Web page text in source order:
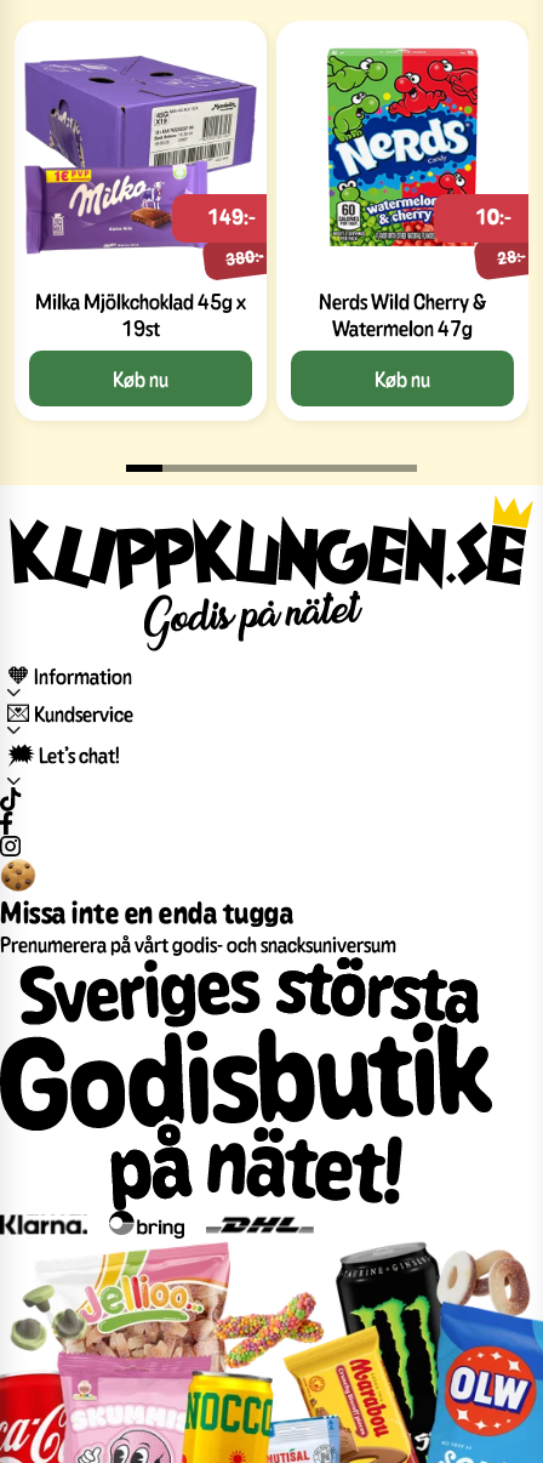
Milka Mjölkchoklad 45g x
19st
380:-
149:-
Køb nu
Nerds Wild Cherry &
Watermelon 47g
28:-
10:-
Køb nu
🧡 Information
💌 Kundservice
🗯️ Let’s chat!
Missa inte en enda tugga
Prenumerera på vårt godis- och snacksuniversum